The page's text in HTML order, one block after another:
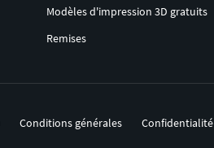
Modèles d'impression 3D gratuits
Remises
Conditions générales Confidentialité